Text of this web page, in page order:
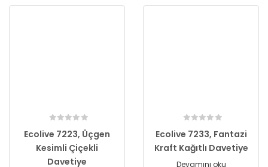
Ecolive 7223, Üçgen
Kesimli Çiçekli
Davetiye
Ecolive 7233, Fantazi
Kraft Kağıtlı Davetiye
Devamını oku